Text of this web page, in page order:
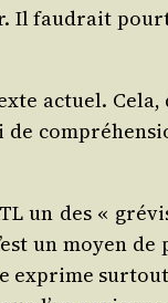
Il fau­drait
actuel.
de
un des «
un moyen